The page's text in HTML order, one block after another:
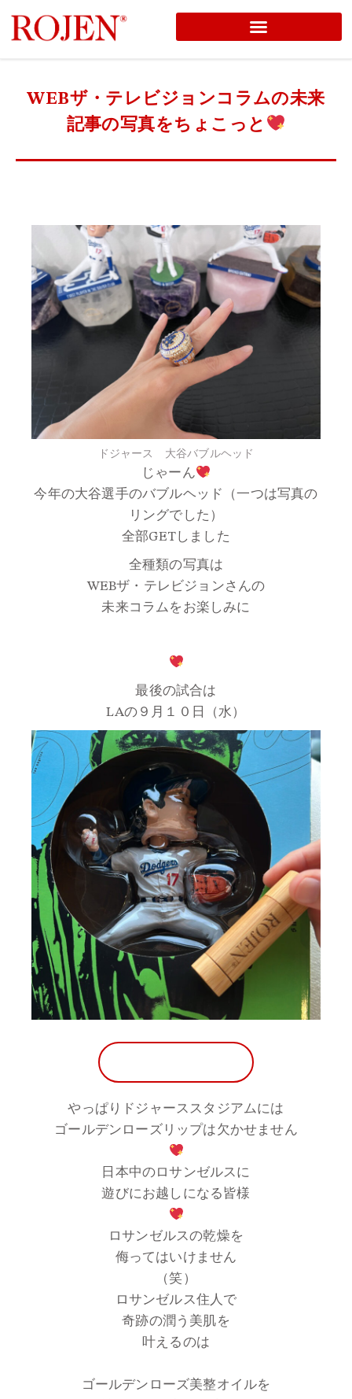
コ
WEBザ・テレビジョンコラムの未来
記事の写真をちょこっと
ドジャース 大谷バブルヘッド
じゃーん
今年の大谷選手のバブルヘッド（一つは写真の
リングでした）
全部GETしました
全種類の写真は
WEBザ・テレビジョンさんの
未来コラムをお楽しみに
最後の試合は
LAの９月１０日（水）
やっぱりドジャーススタジアムには
ゴールデンローズリップは欠かせません
日本中のロサンゼルスに
遊びにお越しになる皆様
ロサンゼルスの乾燥を
侮ってはいけません
（笑）
ロサンゼルス住人で
奇跡の潤う美肌を
叶えるのは
ゴールデンローズ美整オイルを